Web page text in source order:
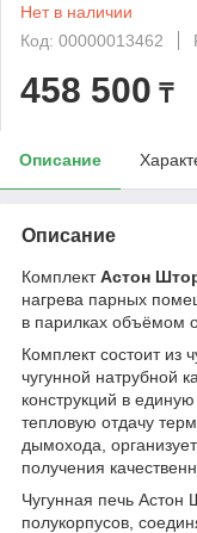
Нет в наличии
Код: 00000013462
458 500 ₸
Описание
Описание
КомплектАстон
нагрева парных
в парилках объёмом
Комплект состоит из
чугунной натрубной
конструкций в
тепловую отдачу
дымохода,
получения
Чугунная печь Астон
полукорпусов,